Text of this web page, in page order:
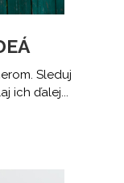
Sleduj
ich ďalej...